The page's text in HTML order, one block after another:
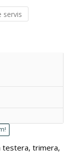
servis
testera, trimera,